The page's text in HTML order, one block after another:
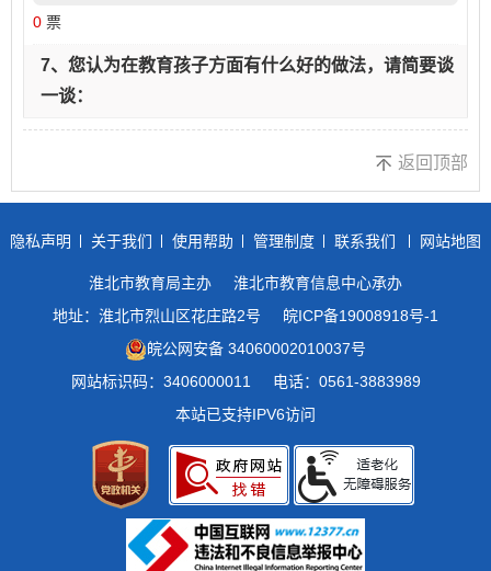
0 票
7、您认为在教育孩子方面有什么好的做法，请简要谈
一谈：
返回顶部
隐私声明 关于我们 使用帮助 管理制度 联系我们 网站地图
淮北市教育局主办
淮北市教育信息中心承办
地址：淮北市烈山区花庄路2号
皖ICP备19008918号-1
皖公网安备 34060002010037号
网站标识码：3406000011
电话：0561-3883989
本站已支持IPV6访问